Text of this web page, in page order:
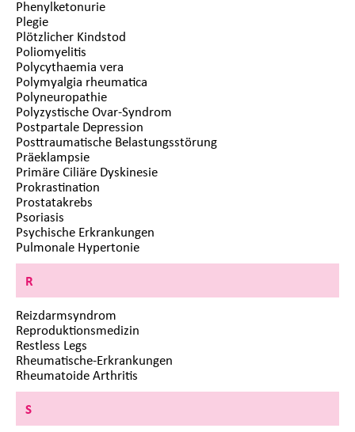
Phenylketonurie
Plegie
Plötzlicher Kindstod
Poliomyelitis
Polycythaemia vera
Polymyalgia rheumatica
Polyneuropathie
Polyzystische Ovar-Syndrom
Postpartale Depression
Posttraumatische Belastungsstörung
Präeklampsie
Primäre Ciliäre Dyskinesie
Prokrastination
Prostatakrebs
Psoriasis
Psychische Erkrankungen
Pulmonale Hypertonie
R
Reizdarmsyndrom
Reproduktionsmedizin
Restless Legs
Rheumatische-Erkrankungen
Rheumatoide Arthritis
S